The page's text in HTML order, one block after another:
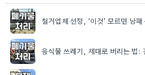
철거업체 선정, ‘이것’ 모르면 낭패
음식물 쓰레기, 제대로 버리는 법: